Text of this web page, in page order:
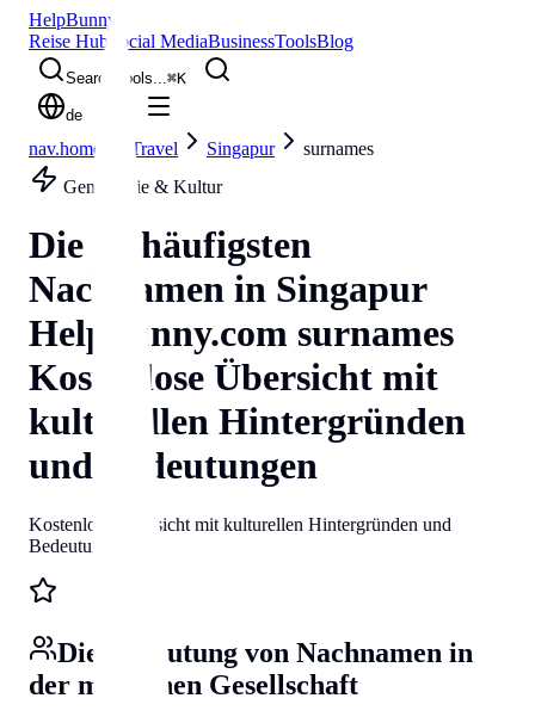
HelpBunny
Reise Hub Social MediaBusinessToolsBlog
Search tools...⌘K
de
nav.home Travel Singapur
surnames
Genealogie & Kultur
Die 50 häufigsten
Nachnamen in Singapur
Helpbunny.com surnames
Kostenlose Übersicht mit
kulturellen Hintergründen
und Bedeutungen
Kostenlose Übersicht mit kulturellen Hintergründen und
Bedeutungen
Die Bedeutung von Nachnamen in
der modernen Gesellschaft